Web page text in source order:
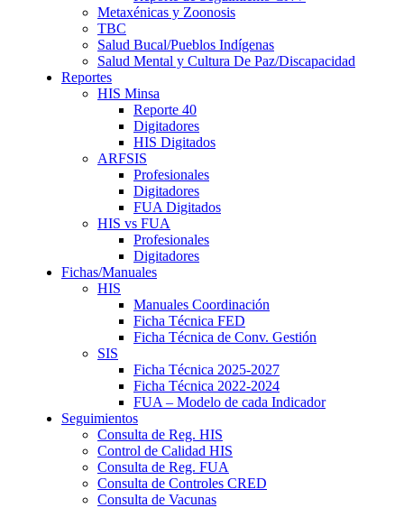
Metaxénicas y Zoonosis
TBC
Salud Bucal/Pueblos Indígenas
Salud Mental y Cultura De Paz/Discapacidad
Reportes
HIS Minsa
Reporte 40
Digitadores
HIS Digitados
ARFSIS
Profesionales
Digitadores
FUA Digitados
HIS vs FUA
Profesionales
Digitadores
Fichas/Manuales
HIS
Manuales Coordinación
Ficha Técnica FED
Ficha Técnica de Conv. Gestión
SIS
Ficha Técnica 2025-2027
Ficha Técnica 2022-2024
FUA – Modelo de cada Indicador
Seguimientos
Consulta de Reg. HIS
Control de Calidad HIS
Consulta de Reg. FUA
Consulta de Controles CRED
Consulta de Vacunas